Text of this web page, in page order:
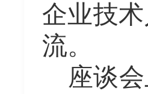
企业技
流。
座谈会